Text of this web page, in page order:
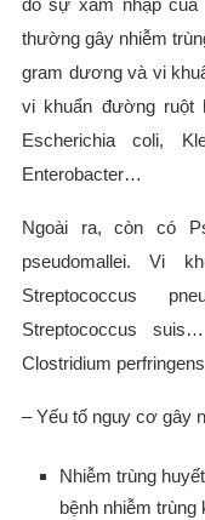
do sự xâm nhập
thường gây nhiễm
gram dương và vi
vi khuẩn đường ruột
Escherichia coli,
Enterobacter…
Ngoài ra, còn có
pseudomallei. Vi
Streptococcus
Streptococcus
Clostridium
– Yếu tố nguy cơ gây
Nhiễm trùng
bệnh nhiễm